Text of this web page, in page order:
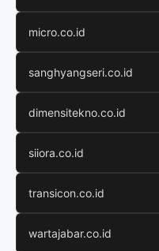
micro.co.id
sanghyangseri.co.id
dimensitekno.co.id
siiora.co.id
transicon.co.id
wartajabar.co.id